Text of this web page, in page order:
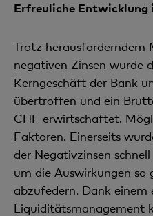
Erfreuliche Entwicklung
Trotz
negativen Zinsen wurde
Kerngeschäft der Bank
übertroffen und ein
CHF erwirtschaftet.
Faktoren. Einerseits
der Negativzinsen
um die Auswirkun­gen so
abzufedern. Dank einem
Liquiditätsmanagement